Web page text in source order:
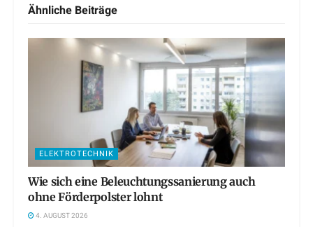
Ähnliche Beiträge
ELEKTROTECHNIK
Wie sich eine Beleuchtungssanierung auch
ohne Förderpolster lohnt
4. AUGUST 2026